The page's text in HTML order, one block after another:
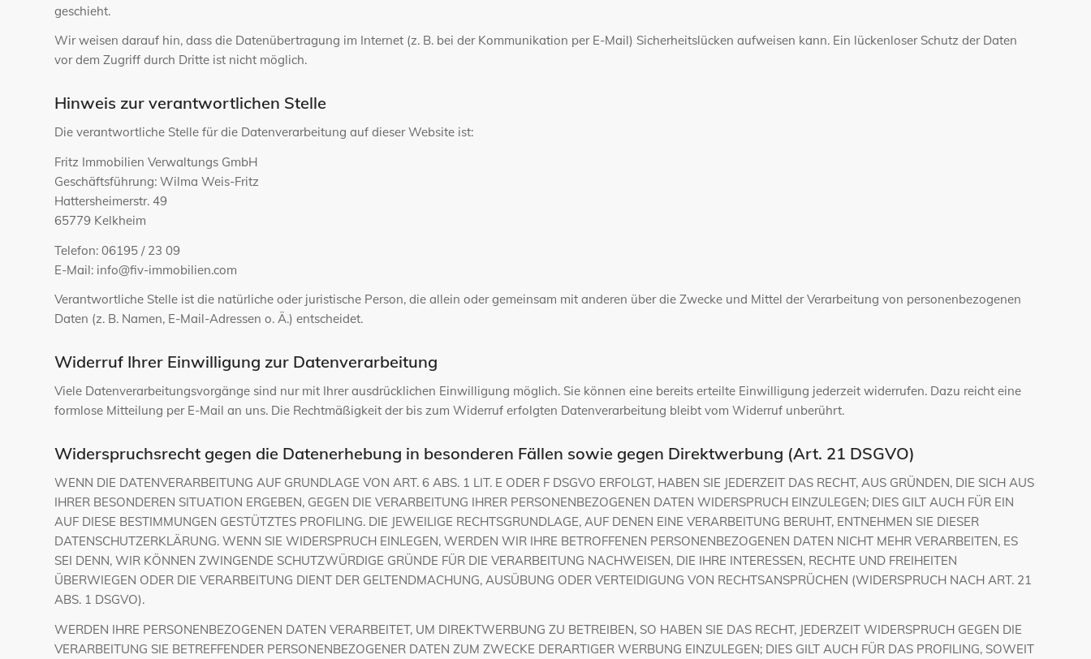
geschieht.
Wir weisen darauf hin, dass die Datenübertragung im Internet (z. B. bei der Kommunikation per E-Mail) Sicherheitslücken aufweisen kann. Ein lückenloser Schutz der Daten
vor dem Zugriff durch Dritte ist nicht möglich.
Hinweis zur verantwortlichen Stelle
Die verantwortliche Stelle für die Datenverarbeitung auf dieser Website ist:
Fritz Immobilien Verwaltungs GmbH
Geschäftsführung: Wilma Weis-Fritz
Hattersheimerstr. 49
65779 Kelkheim
Telefon: 06195 / 23 09
E-Mail: info@fiv-immobilien.com
Verantwortliche Stelle ist die natürliche oder juristische Person, die allein oder gemeinsam mit anderen über die Zwecke und Mittel der Verarbeitung von personenbezogenen
Daten (z. B. Namen, E-Mail-Adressen o. Ä.) entscheidet.
Widerruf Ihrer Einwilligung zur Datenverarbeitung
Viele Datenverarbeitungsvorgänge sind nur mit Ihrer ausdrücklichen Einwilligung möglich. Sie können eine bereits erteilte Einwilligung jederzeit widerrufen. Dazu reicht eine
formlose Mitteilung per E-Mail an uns. Die Rechtmäßigkeit der bis zum Widerruf erfolgten Datenverarbeitung bleibt vom Widerruf unberührt.
Widerspruchsrecht gegen die Datenerhebung in besonderen Fällen sowie gegen Direktwerbung (Art. 21 DSGVO)
WENN DIE DATENVERARBEITUNG AUF GRUNDLAGE VON ART. 6 ABS. 1 LIT. E ODER F DSGVO ERFOLGT, HABEN SIE JEDERZEIT DAS RECHT, AUS GRÜNDEN, DIE SICH AUS
IHRER BESONDEREN SITUATION ERGEBEN, GEGEN DIE VERARBEITUNG IHRER PERSONENBEZOGENEN DATEN WIDERSPRUCH EINZULEGEN; DIES GILT AUCH FÜR EIN
AUF DIESE BESTIMMUNGEN GESTÜTZTES PROFILING. DIE JEWEILIGE RECHTSGRUNDLAGE, AUF DENEN EINE VERARBEITUNG BERUHT, ENTNEHMEN SIE DIESER
DATENSCHUTZERKLÄRUNG. WENN SIE WIDERSPRUCH EINLEGEN, WERDEN WIR IHRE BETROFFENEN PERSONENBEZOGENEN DATEN NICHT MEHR VERARBEITEN, ES
SEI DENN, WIR KÖNNEN ZWINGENDE SCHUTZWÜRDIGE GRÜNDE FÜR DIE VERARBEITUNG NACHWEISEN, DIE IHRE INTERESSEN, RECHTE UND FREIHEITEN
ÜBERWIEGEN ODER DIE VERARBEITUNG DIENT DER GELTENDMACHUNG, AUSÜBUNG ODER VERTEIDIGUNG VON RECHTSANSPRÜCHEN (WIDERSPRUCH NACH ART. 21
ABS. 1 DSGVO).
WERDEN IHRE PERSONENBEZOGENEN DATEN VERARBEITET, UM DIREKTWERBUNG ZU BETREIBEN, SO HABEN SIE DAS RECHT, JEDERZEIT WIDERSPRUCH GEGEN DIE
VERARBEITUNG SIE BETREFFENDER PERSONENBEZOGENER DATEN ZUM ZWECKE DERARTIGER WERBUNG EINZULEGEN; DIES GILT AUCH FÜR DAS PROFILING, SOWEIT